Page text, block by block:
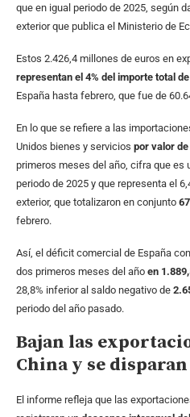
que en igual periodo de 2025, según
exterior que publica el Ministerio de
Estos 2.426,4 millones de euros en
representan el 4% del importe total
España hasta febrero, que fue de
En lo que se refiere a las
Unidos bienes y servicios por valor
primeros meses del año, cifra que es
periodo de 2025 y que representa el
exterior, que totalizaron en conjunto
febrero.
Así, el déficit comercial de España
dos primeros meses del año en
28,8% inferior al saldo negativo de
periodo del año pasado.
Bajan las
China y se
El informe refleja que las